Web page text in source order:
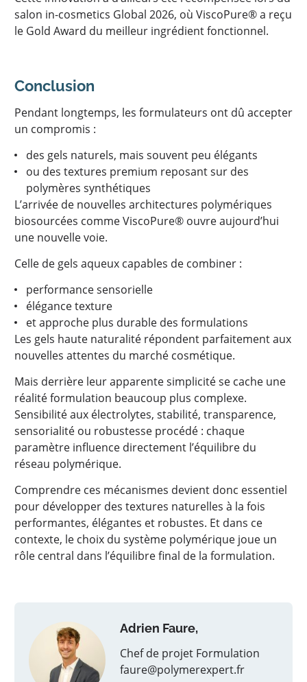
salon in-cosmetics Global 2026, où ViscoPure® a reçu
le Gold Award du meilleur ingrédient fonctionnel.
Conclusion
Pendant longtemps, les formulateurs ont dû accepter
un compromis :
des gels naturels, mais souvent peu élégants
ou des textures premium reposant sur des
polymères synthétiques
L’arrivée de nouvelles architectures polymériques
biosourcées comme ViscoPure® ouvre aujourd’hui
une nouvelle voie.
Celle de gels aqueux capables de combiner :
performance sensorielle
élégance texture
et approche plus durable des formulations
Les gels haute naturalité répondent parfaitement aux
nouvelles attentes du marché cosmétique.
Mais derrière leur apparente simplicité se cache une
réalité formulation beaucoup plus complexe.
Sensibilité aux électrolytes, stabilité, transparence,
sensorialité ou robustesse procédé : chaque
paramètre influence directement l’équilibre du
réseau polymérique.
Comprendre ces mécanismes devient donc essentiel
pour développer des textures naturelles à la fois
performantes, élégantes et robustes. Et dans ce
contexte, le choix du système polymérique joue un
rôle central dans l’équilibre final de la formulation.
Adrien Faure,
Chef de projet Formulation
faure@polymerexpert.fr